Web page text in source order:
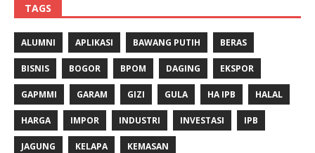
TAGS
ALUMNI APLIKASI BAWANG PUTIH BERAS
BISNIS BOGOR BPOM DAGING EKSPOR
GAPMMI GARAM GIZI GULA HA IPB HALAL
HARGA IMPOR INDUSTRI INVESTASI IPB
JAGUNG KELAPA KEMASAN